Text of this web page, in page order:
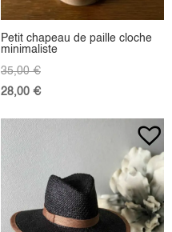
Petit chapeau de paille cloche
minimaliste
35,00€
28,00 €